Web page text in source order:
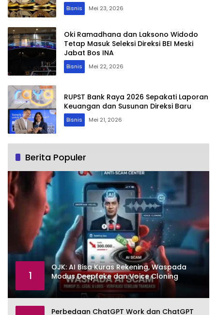
Bisnis Mei 23, 2026
Oki Ramadhana dan Laksono Widodo
Tetap Masuk Seleksi Direksi BEI Meski
Jabat Bos INA
Bisnis Mei 22, 2026
RUPST Bank Raya 2026 Sepakati Laporan
Keuangan dan Susunan Direksi Baru
Bisnis Mei 21, 2026
Berita Populer
1
OJK: AI Bisa Kuras Rekening, Waspada
Modus Deepfake dan Voice Cloning
Perbedaan ChatGPT Work dan ChatGPT